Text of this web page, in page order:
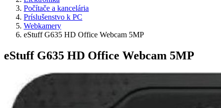
Počítače a kancelária
Príslušenstvo k PC
Webkamery
eStuff G635 HD Office Webcam 5MP
eStuff G635 HD Office Webcam 5MP